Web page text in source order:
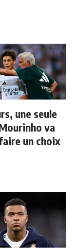
une seule
va
un choix